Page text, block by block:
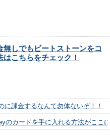
無しでもビートストーンをコ
こちらをチェック！
に課金するなんて勿体ないぞ！！
のカードを手に入れる方法がここ